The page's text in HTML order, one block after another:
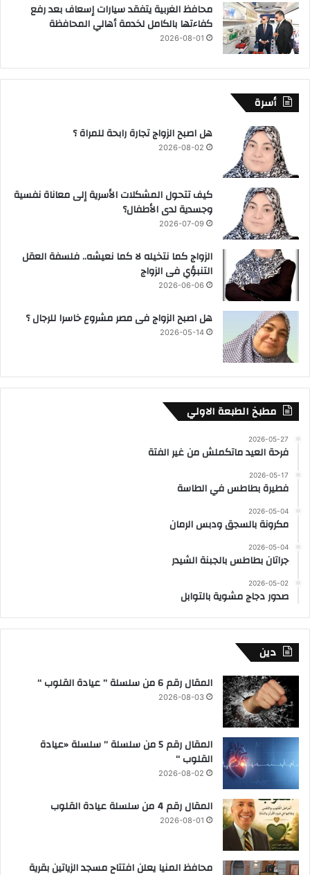
محافظ الغربية يتفقد سيارات إسعاف بعد رفع
كفاءتها بالكامل لخدمة أهالي المحافظة
2026-08-01
أسرة
هل اصبح الزواج تجارة رابحة للمراة ؟
2026-08-02
كيف تتحول المشكلات الأسرية إلى معاناة نفسية
وجسدية لدى الأطفال؟
2026-07-09
الزواج كما نتخيله لا كما نعيشه.. فلسفة العقل
التنبؤي فى الزواج
2026-06-06
هل اصبح الزواج فى مصر مشروع خاسرا للرجال ؟
2026-05-14
مطبخ الطبعة الاولي
2026-05-27
فرحة العيد ماتكملش من غير الفتة
2026-05-17
فطيرة بطاطس في الطاسة
2026-05-04
مكرونة بالسجق ودبس الرمان
2026-05-04
جراتان بطاطس بالجبنة الشيدر
2026-05-02
صدور دجاج مشوية بالتوابل
دين
المقال رقم 6 من سلسلة ” عيادة القلوب “
2026-08-03
المقال رقم 5 من سلسلة ” سلسلة «عيادة
القلوب “
2026-08-02
المقال رقم 4 من سلسلة عيادة القلوب
2026-08-01
محافظ المنيا يعلن افتتاح مسجد الزياتين بقرية